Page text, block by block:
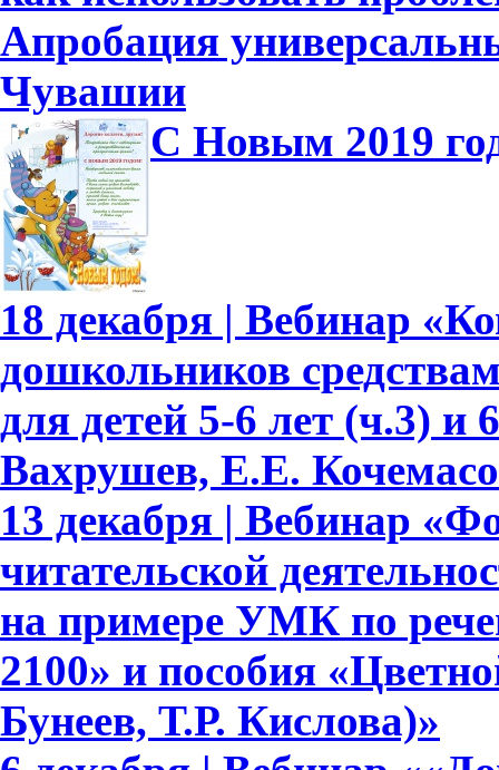
Апробация
Чувашии
С Новым 2019
18 декабря | Вебинар
дошкольников
для детей 5-6 лет (ч.3)
Вахрушев, Е.Е.
13 декабря | Вебинар
читательской
на примере УМК по
2100» и пособия
Бунеев, Т.Р. Кислова)»